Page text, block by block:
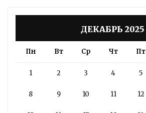
ДЕКАБРЬ 2025
Пн Вт Ср Чт Пт
1 2 3 4 5
8 9 10 11 12